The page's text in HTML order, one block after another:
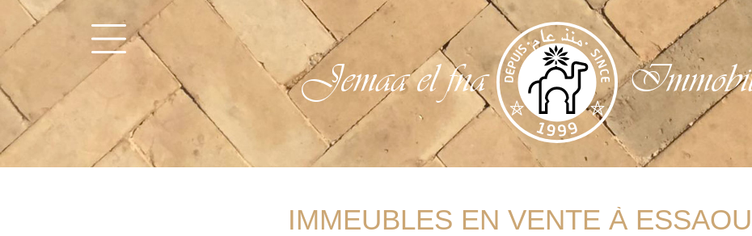
Jemaa el fna
IMMEUBLES EN VENTE À